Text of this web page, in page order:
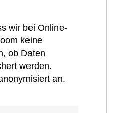
wir bei Online-
keine
ob Daten
werden.
an.